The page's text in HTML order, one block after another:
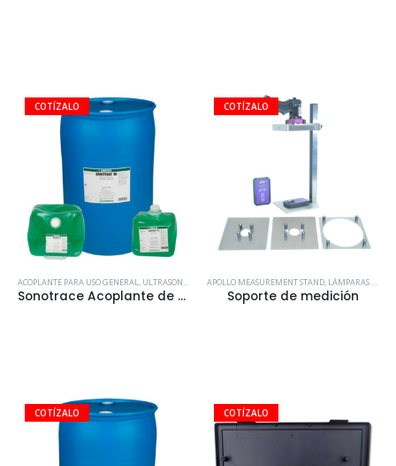
ACOPLANTE PARA USO GENERAL, ULTRASONIDO
Sonotrace Acoplante de Uso General
APOLLO MEASUREMENT STAND, LÁMPARAS DE LUZ UV-A
Soporte de medición